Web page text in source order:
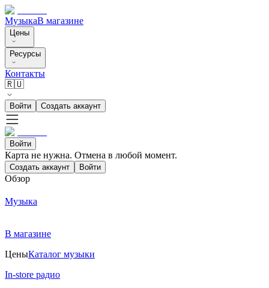
МузыкаВ магазине
Цены
Ресурсы
Контакты
🇷🇺
Войти Создать аккаунт
Войти
Карта не нужна. Отмена в любой момент.
Создать аккаунт Войти
Обзор
Музыка
В магазине
ЦеныКаталог музыки
In-store радио